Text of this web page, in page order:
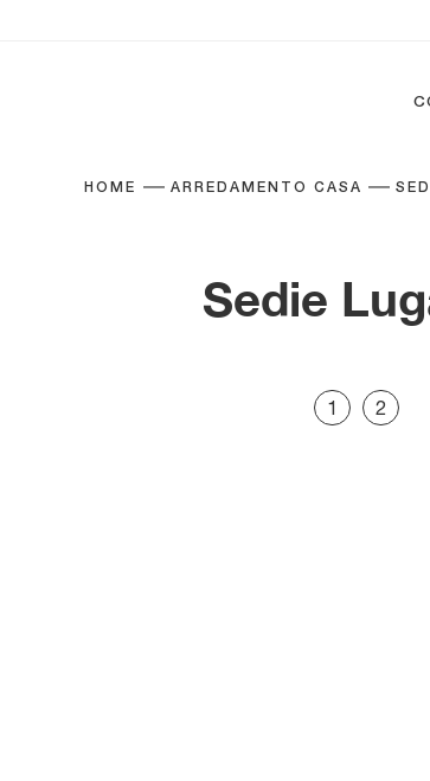
HOME ARREDAMENTO CASA
Sedie
1 2